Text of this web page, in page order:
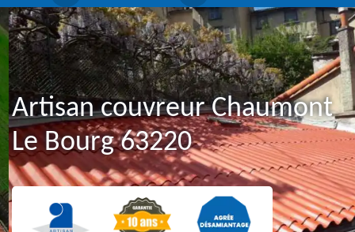
Artisan couvreur Chaumont
Le Bourg 63220